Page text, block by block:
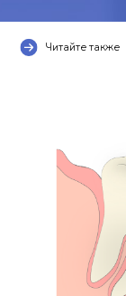
Читайте также